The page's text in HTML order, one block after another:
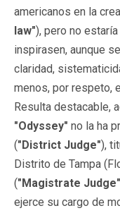
americanos en la
law"), pero no
inspirasen, aunque
claridad,
menos, por respeto,
Resulta destacable,
"Odyssey" no la ha
("District Judge"),
Distrito de Tampa
("Magistrate Judge"
ejerce su cargo de